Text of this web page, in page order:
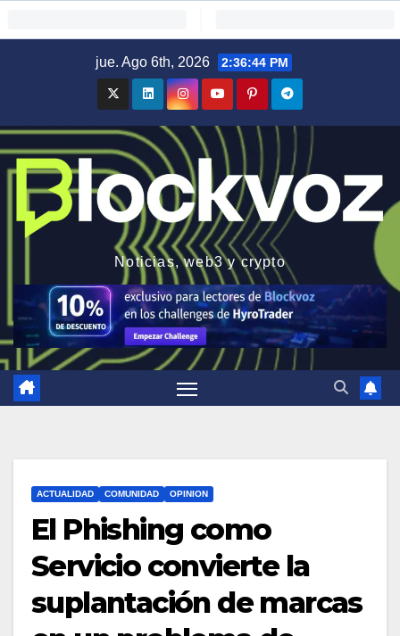
jue. Ago 6th, 2026 2:36:45 PM
Noticias, web3 y crypto
ACTUALIDAD COMUNIDAD OPINION
El Phishing como
Servicio convierte la
suplantación de marcas